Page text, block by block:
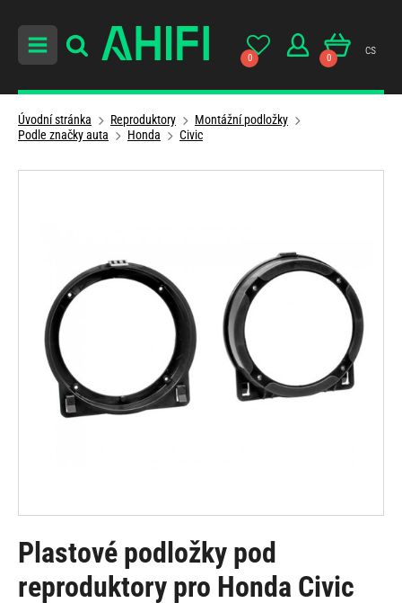
0 0
cs
Úvodní stránka Reproduktory
Montážní podložky
Podle značky auta
Honda Civic
Plastové podložky pod
reproduktory pro Honda Civic